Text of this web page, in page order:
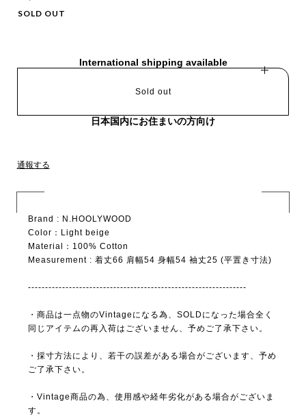
SOLD OUT
International shipping available
Sold out
日本国内にお住まいの方向け
通報する
Brand : N.HOOLYWOOD
Color：Light beige
Material：100% Cotton
Measurement : 着丈66 肩幅54 身幅54 袖丈25 (平置き寸法)
----------------------------------------------------------------
・商品は一点物のVintageになる為、SOLDになった場合全く
同じアイテムの再入荷はございません、予めご了承下さい。
・採寸方法により、若干の誤差がある場合がございます、予め
ご了承下さい。
・Vintage商品の為、使用感や経年劣化がある場合がございま
す。